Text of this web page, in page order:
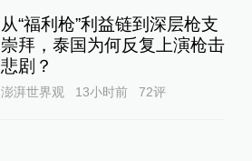
从“福利枪”利益链到深层枪支
崇拜，泰国为何反复上演枪击
悲剧？
澎湃世界观 13小时前 72评